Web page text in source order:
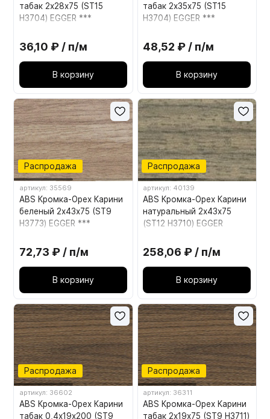
табак 2х28х75 (ST15
H3704) EGGER ***
36,10 ₽ / п/м
В корзину
табак 2х35х75 (ST15
H3704) EGGER ***
48,52 ₽ / п/м
В корзину
Распродажа
артикул: 35569
ABS Кромка-Орех Карини
беленый 2х43х75 (ST9
H3773) EGGER ***
72,73 ₽ / п/м
В корзину
Распродажа
артикул: 40139
ABS Кромка-Орех Карини
натуральный 2х43х75
(ST12 H3710) EGGER
258,06 ₽ / п/м
В корзину
Распродажа
артикул: 36602
ABS Кромка-Орех Карини
табак 0,4х19х200 (ST9
Распродажа
артикул: 36311
ABS Кромка-Орех Карини
табак 2х19х75 (ST9 H3711)